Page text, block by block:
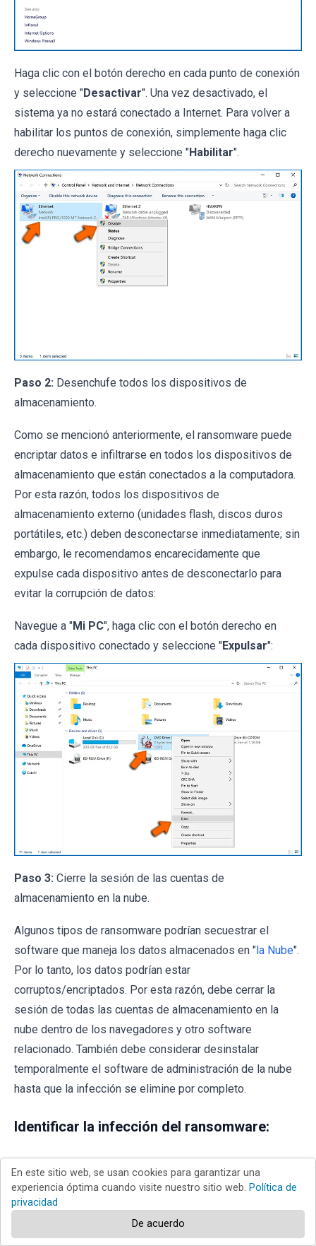
Haga clic con el botón derecho en cada punto de conexión
y seleccione "Desactivar". Una vez desactivado, el
sistema ya no estará conectado a Internet. Para volver a
habilitar los puntos de conexión, simplemente haga clic
derecho nuevamente y seleccione "Habilitar".
Paso 2: Desenchufe todos los dispositivos de
almacenamiento.
Como se mencionó anteriormente, el ransomware puede
encriptar datos e infiltrarse en todos los dispositivos de
almacenamiento que están conectados a la computadora.
Por esta razón, todos los dispositivos de
almacenamiento externo (unidades flash, discos duros
portátiles, etc.) deben desconectarse inmediatamente; sin
embargo, le recomendamos encarecidamente que
expulse cada dispositivo antes de desconectarlo para
evitar la corrupción de datos:
Navegue a "Mi PC", haga clic con el botón derecho en
cada dispositivo conectado y seleccione "Expulsar":
Paso 3: Cierre la sesión de las cuentas de
almacenamiento en la nube.
Algunos tipos de ransomware podrían secuestrar el
software que maneja los datos almacenados en "la Nube".
Por lo tanto, los datos podrían estar
corruptos/encriptados. Por esta razón, debe cerrar la
sesión de todas las cuentas de almacenamiento en la
nube dentro de los navegadores y otro software
relacionado. También debe considerar desinstalar
temporalmente el software de administración de la nube
hasta que la infección se elimine por completo.
Identificar la infección del ransomware:
que identificarla. Algunas infecciones de ransomware
utilizan mensajes de solicitud de rescate como
introducción (vea el archivo de texto del ransomware
WALDO a continuación).
En este sitio web, se usan cookies para garantizar una
experiencia óptima cuando visite nuestro sitio web. Política de
privacidad
De acuerdo